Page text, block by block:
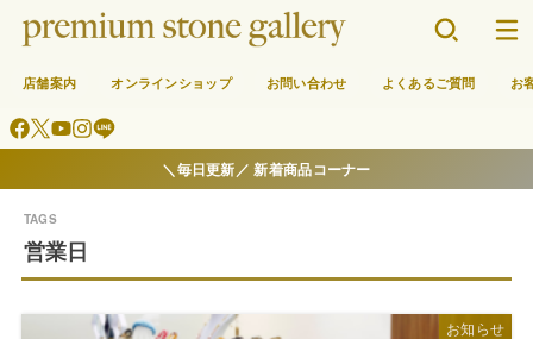
店舗案内 オンラインショップ お問い合わせ よくあるご質問 お
＼毎日更新／ 新着商品コーナー
営業日
お知らせ